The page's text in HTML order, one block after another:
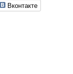
Вконтакте